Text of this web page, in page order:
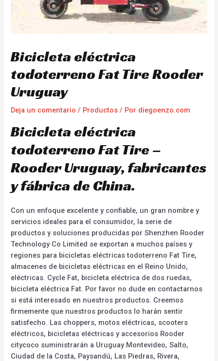
Bicicleta eléctrica
todoterreno Fat Tire Rooder
Uruguay
Deja un comentario / Productos / Por diegoenzo.com
Bicicleta eléctrica
todoterreno Fat Tire –
Rooder Uruguay, fabricantes
y fábrica de China.
Con un enfoque excelente y confiable, un gran nombre y
servicios ideales para el consumidor, la serie de
productos y soluciones producidas por Shenzhen Rooder
Technology Co Limited se exportan a muchos países y
regiones para bicicletas eléctricas todoterreno Fat Tire,
almacenes de bicicletas eléctricas en el Reino Unido,
eléctricas. Cycle Fat, bicicleta eléctrica de dos ruedas,
bicicleta eléctrica Fat. Por favor no dude en contactarnos
si está interesado en nuestros productos. Creemos
firmemente que nuestros productos lo harán sentir
satisfecho. Las choppers, motos eléctricas, scooters
eléctricos, bicicletas eléctricas y accesorios Rooder
citycoco suministrarán a Uruguay Montevideo, Salto,
Ciudad de la Costa, Paysandú, Las Piedras, Rivera,